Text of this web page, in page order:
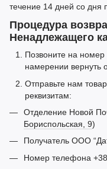
течение 14 дней со дня
Процедура
Ненадлежащего
Позвоните на
намерении вернуть
Отправьте нам
реквизитам:
Отделение Новой
Бориспольская, 9)
Получатель ООО
Номер телефона